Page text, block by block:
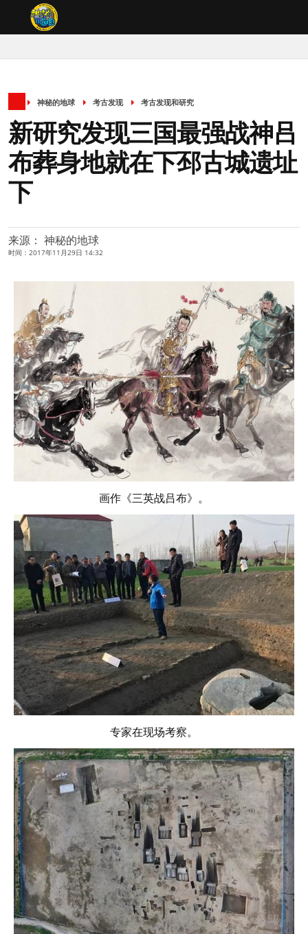
神秘的地球 考古发现 考古发现和研究
新研究发现三国最强战神吕
布葬身地就在下邳古城遗址
下
来源： 神秘的地球
时间：2017年11月29日 14:32
画作《三英战吕布》。
专家在现场考察。